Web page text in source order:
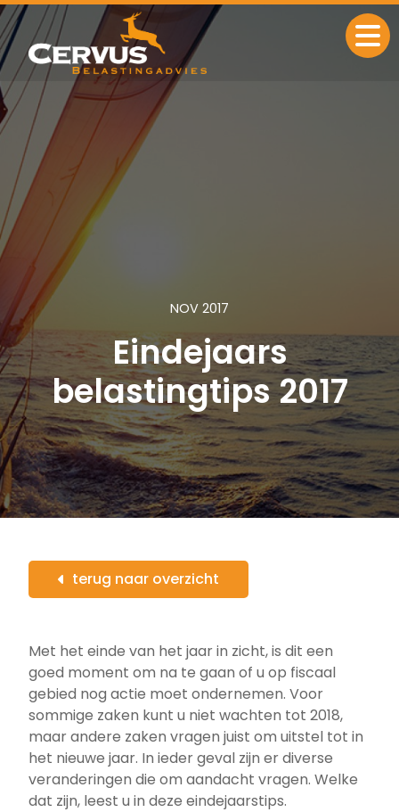
Ga naar de inhoud
NOV 2017
Eindejaars
belastingtips 2017
terug naar overzicht
Met het einde van het jaar in zicht, is dit een
goed moment om na te gaan of u op fiscaal
gebied nog actie moet ondernemen. Voor
sommige zaken kunt u niet wachten tot 2018,
maar andere zaken vragen juist om uitstel tot in
het nieuwe jaar. In ieder geval zijn er diverse
veranderingen die om aandacht vragen. Welke
dat zijn, leest u in deze eindejaarstips.